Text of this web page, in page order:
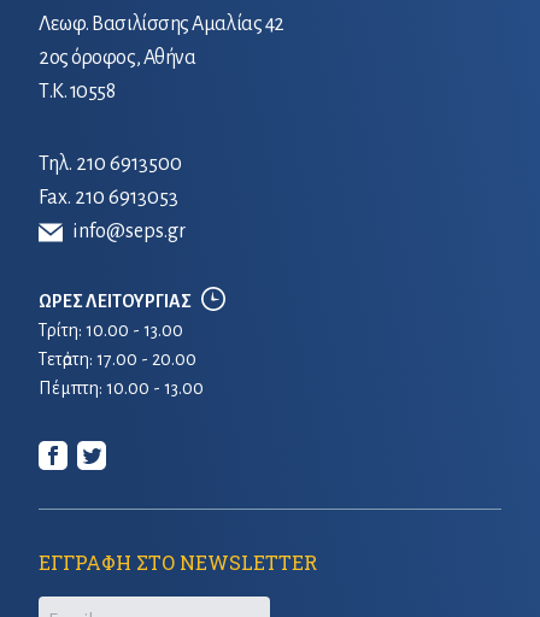
Λεωφ. Βασιλίσσης Αμαλίας 42
2ος όροφος, Αθήνα
Τ.Κ. 10558
Τηλ. 210 6913500
Fax. 210 6913053
info@seps.gr
ΩΡΕΣ ΛΕΙΤΟΥΡΓΙΑΣ
Τρίτη: 10.00 - 13.00
Τετἀρτη: 17.00 - 20.00
Πέμπτη: 10.00 - 13.00
ΕΓΓΡΑΦΗ ΣΤΟ NEWSLETTER
Email